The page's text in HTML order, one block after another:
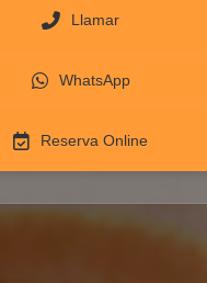
Llamar
WhatsApp
Reserva Online